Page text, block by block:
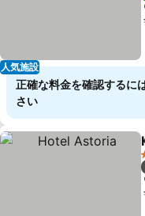
人気施設
正確な料金を確認するに
さい